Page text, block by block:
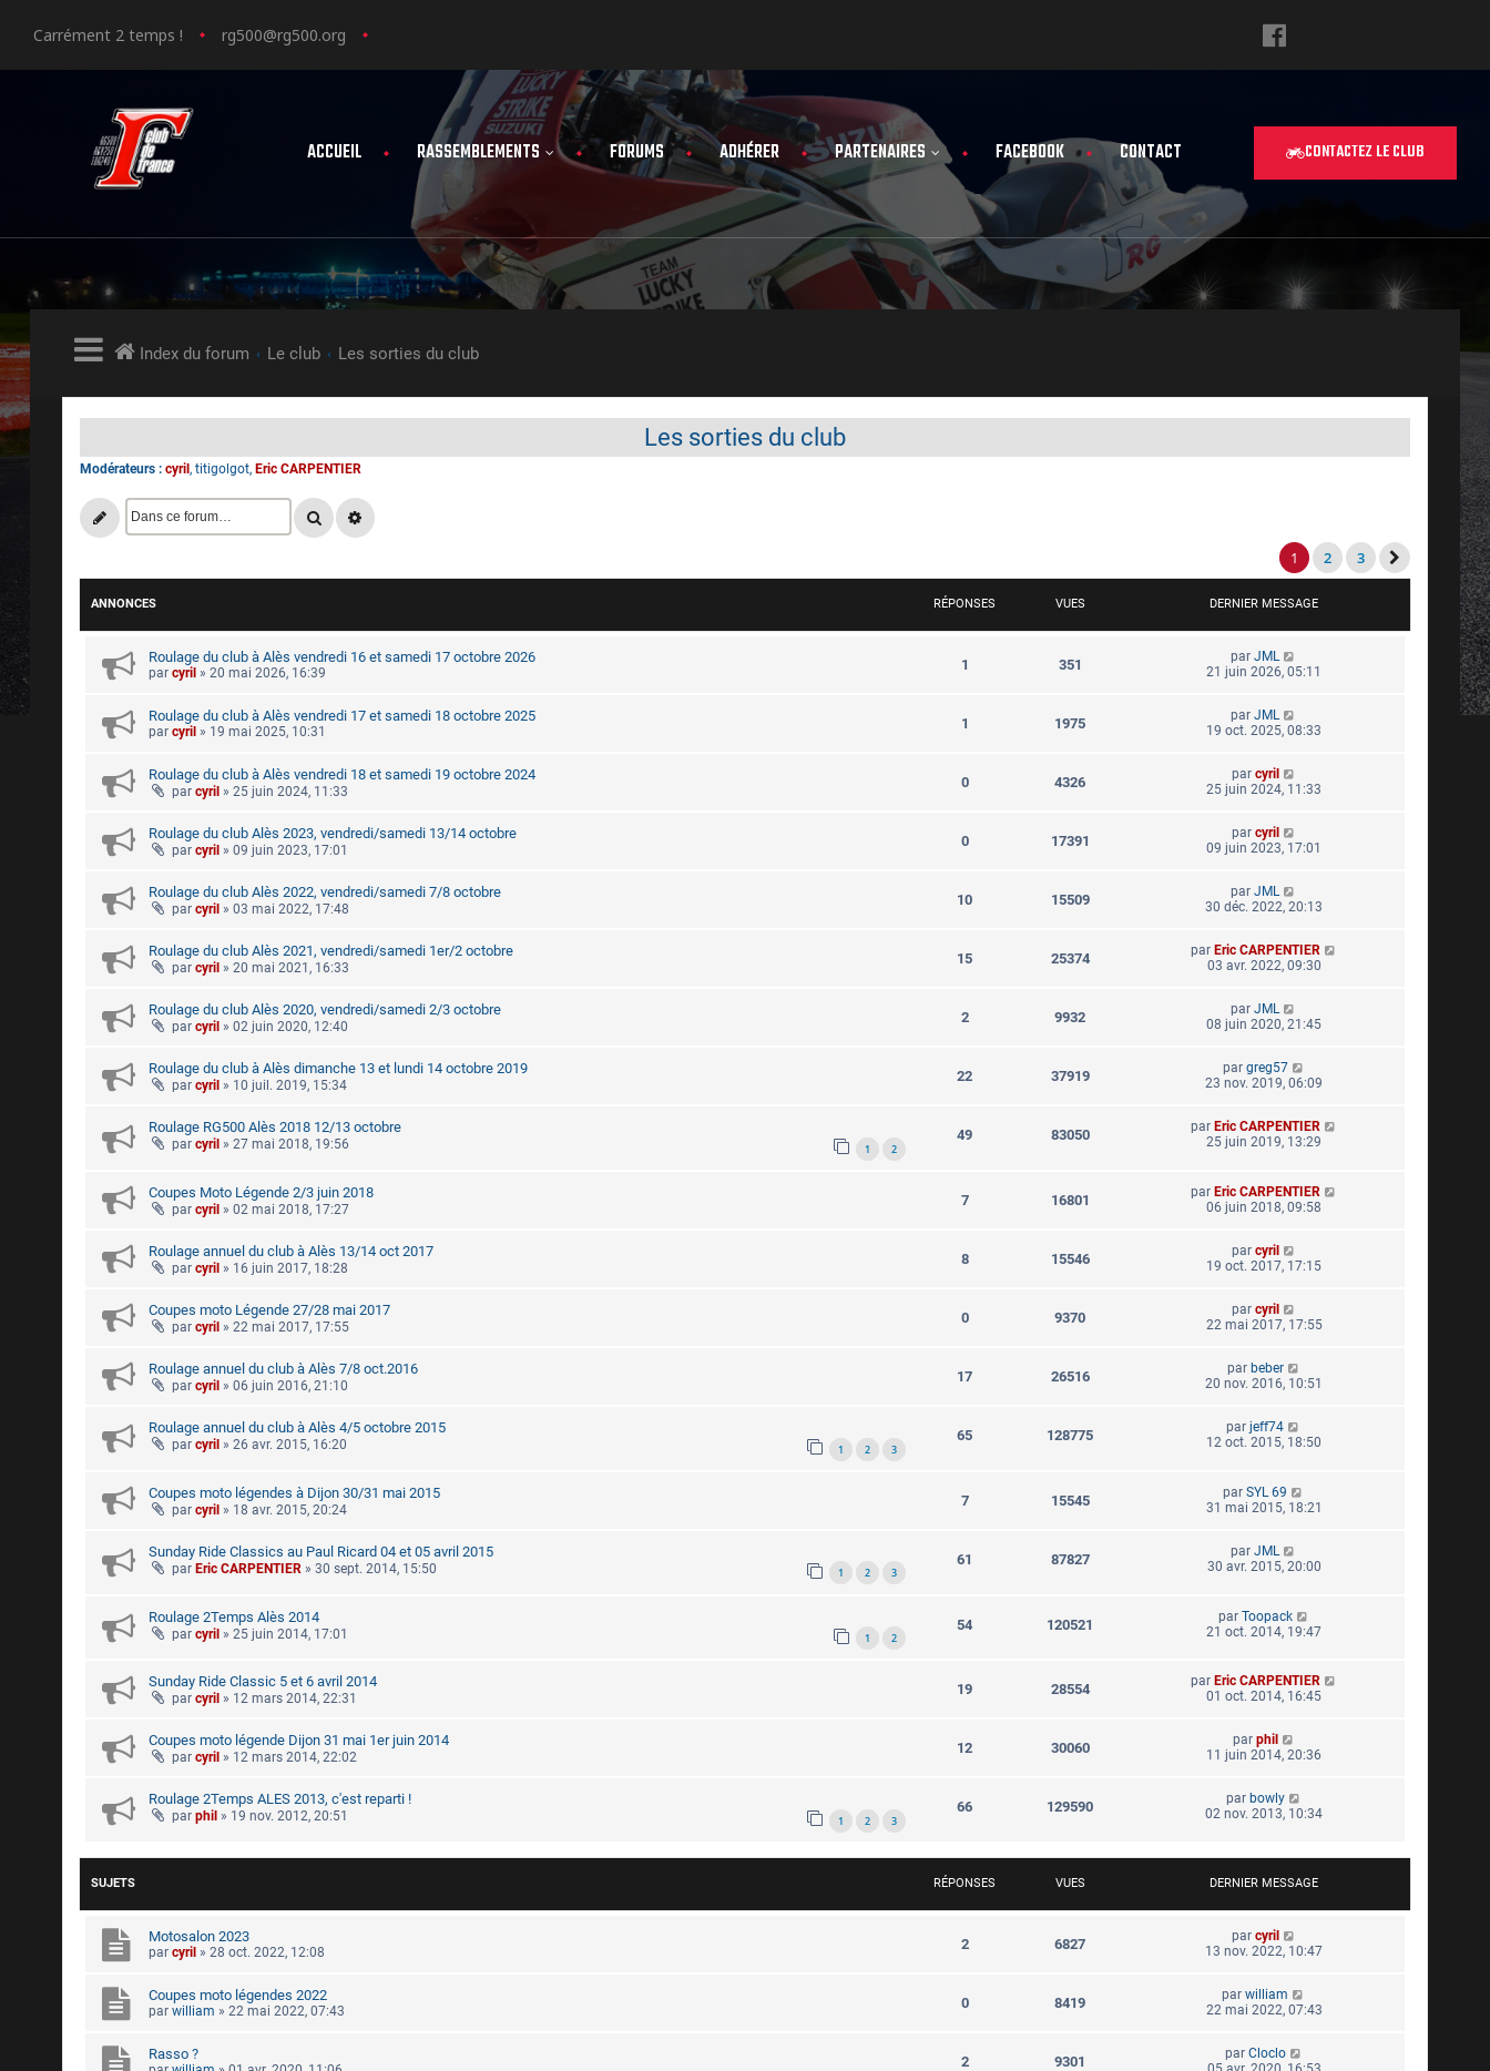
Carrément 2 temps ! rg500@rg500.org
ACCUEIL RASSEMBLEMENTS FORUMS ADHÉRER PARTENAIRES FACEBOOK CONTACT CONTACTEZ LE CLUB